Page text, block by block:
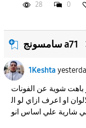
28 0
سامسونج a71
1Keshta
شوية عن الفونات
او اعرف ازاي لو ال